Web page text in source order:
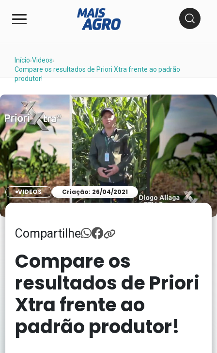
Início›Videos›
Compare os resultados de Priori Xtra frente ao padrão
produtor!
VIDEOS Criação: 26/04/2021
Compartilhe
Compare os
resultados de Priori
Xtra frente ao
padrão produtor!